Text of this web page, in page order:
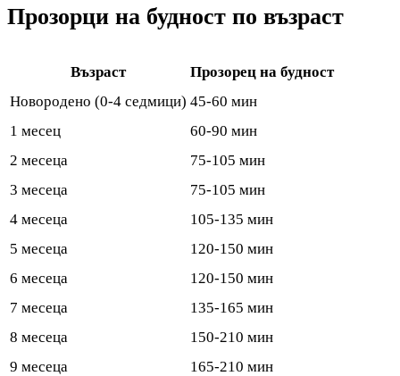
Прозорци на будност по възраст
Възраст
Прозорец на будност
Новородено (0-4 седмици) 45-60 мин
1 месец
60-90 мин
2 месеца
75-105 мин
3 месеца
75-105 мин
4 месеца
105-135 мин
5 месеца
120-150 мин
6 месеца
120-150 мин
7 месеца
135-165 мин
8 месеца
150-210 мин
9 месеца
165-210 мин